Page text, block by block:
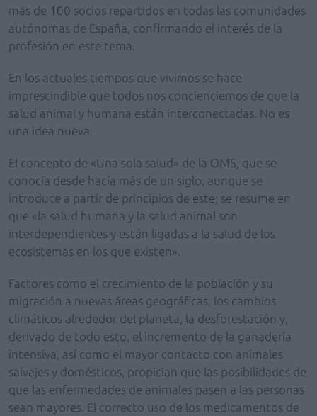
más de 100 socios repartidos en todas las comunidades
autónomas de España, confirmando el interés de la
profesión en este tema.
En los actuales tiempos que vivimos se hace
imprescindible que todos nos concienciemos de que la
salud animal y humana están interconectadas. No es
una idea nueva.
El concepto de «Una sola salud» de la OMS, que se
conocía desde hacía más de un siglo, aunque se
introduce a partir de principios de este; se resume en
que «la salud humana y la salud animal son
interdependientes y están ligadas a la salud de los
ecosistemas en los que existen».
Factores como el crecimiento de la población y su
migración a nuevas áreas geográficas, los cambios
climáticos alrededor del planeta, la desforestación y,
derivado de todo esto, el incremento de la ganadería
intensiva, así como el mayor contacto con animales
salvajes y domésticos, propician que las posibilidades de
que las enfermedades de animales pasen a las personas
sean mayores. El correcto uso de los medicamentos de